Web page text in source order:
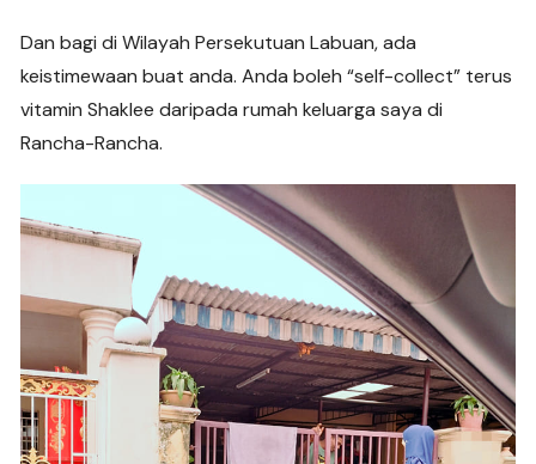
Dan bagi di Wilayah Persekutuan Labuan, ada
keistimewaan buat anda. Anda boleh “self-collect” terus
vitamin Shaklee daripada rumah keluarga saya di
Rancha-Rancha.